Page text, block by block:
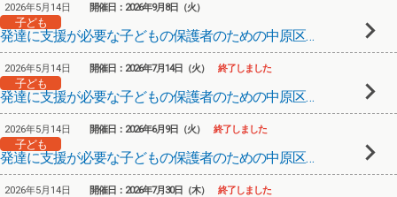
2026年5月14日
子ども
発達に支援が必要な子どもの保護者のための中原区保護者Meeting③
開催日：2026年9月8日（火）
2026年5月14日
子ども
発達に支援が必要な子どもの保護者のための中原区保護者Meeting②
開催日：2026年7月14日（火） 終了しました
2026年5月14日
子ども
発達に支援が必要な子どもの保護者のための中原区保護者Meeting①
開催日：2026年6月9日（火） 終了しました
2026年5月14日 開催日：2026年7月30日（木） 終了しました